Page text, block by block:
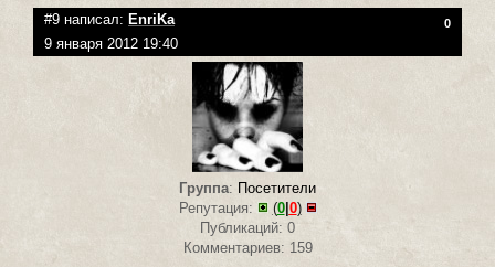
#9 написал: EnriKa 0
9 января 2012 19:40
Группа: Посетители
Репутация:
(0| 0)
Публикаций: 0
Комментариев: 159